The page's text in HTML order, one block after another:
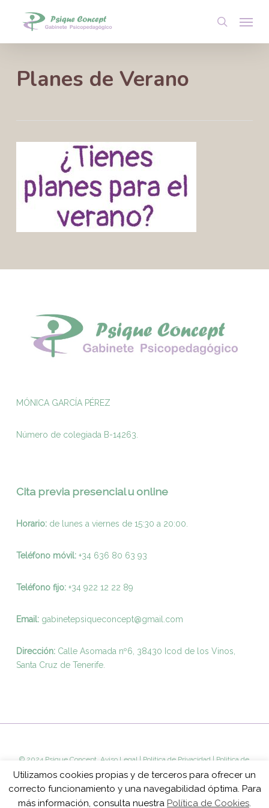
search
Planes de Verano
MÓNICA GARCÍA PÉREZ
Número de colegiada B-14263.
Cita previa presencial u online
Horario:de lunes a viernes de 15:30 a 20:00.
Teléfono móvil: +34 636 80 63 93
Teléfono fijo:+34 922 12 22 89
Email: gabinetepsiqueconcept@gmail.com
Dirección:Calle Asomada nº6, 38430 Icod de los Vinos,
Santa Cruz de Tenerife.
© 2024 Psique Concept. Aviso Legal | Politica de Privacidad | Politica de
Cookies
facebookyoutube instagramwhatsappphone
Utilizamos cookies propias y de terceros para ofrecer un
correcto funcionamiento y una navegabilidad óptima. Para
más información, consulta nuestra Política de Cookies.